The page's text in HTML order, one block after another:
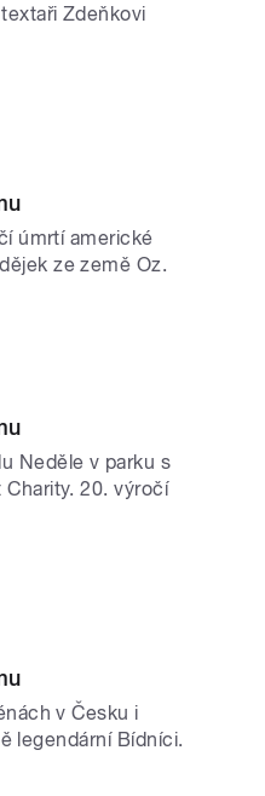
Zdeňkovi
úmrtí americké
ze země Oz.
Neděle v parku s
20. výročí
v Česku i
legendární Bídníci.